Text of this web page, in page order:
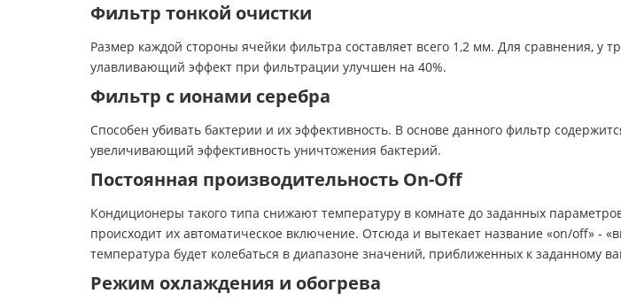
Фильтр тонкой очистки
Размер каждой стороны ячейки фильтра составляет всего 1,2 мм. Для сравнения, у
улавливающий эффект при фильтрации улучшен на 40%.
Фильтр с ионами серебра
Способен убивать бактерии и их эффективность. В основе данного фильтр
увеличивающий эффективность уничтожения бактерий.
Постоянная производительность On-Off
Кондиционеры такого типа снижают температуру в комнате до заданных
происходит их автоматическое включение. Отсюда и вытекает название «on/off» -
температура будет колебаться в диапазоне значений, приближенных к заданному
Режим охлаждения и обогрева